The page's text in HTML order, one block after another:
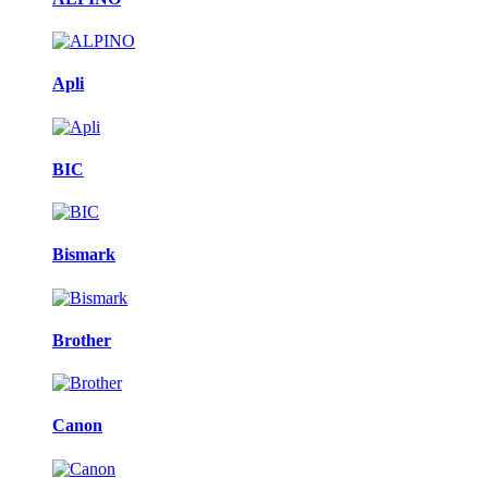
Apli
BIC
Bismark
Brother
Canon